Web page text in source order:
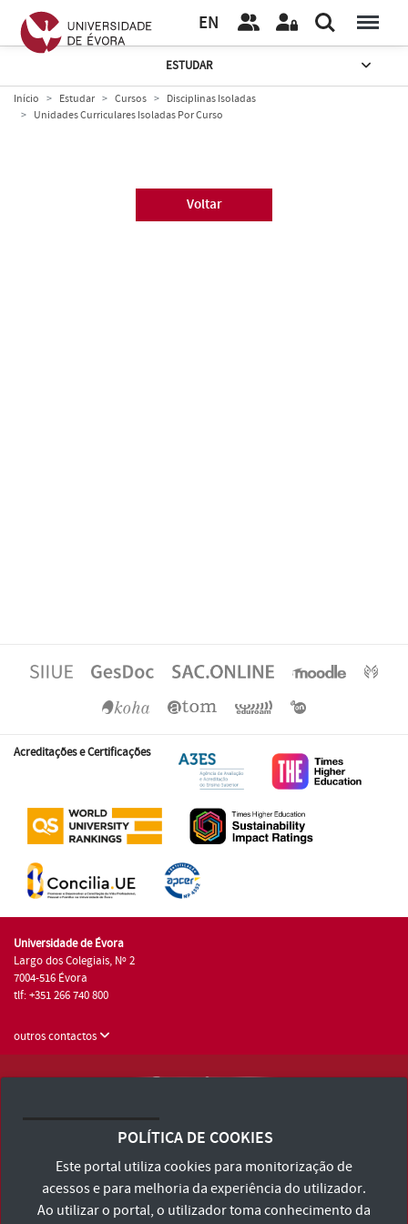
EN
ESTUDAR
Início Estudar Cursos
Disciplinas Isoladas
Unidades Curriculares Isoladas Por Curso
Voltar
Acreditações e Certificações
Universidade de Évora
Largo dos Colegiais, Nº 2
7004-516 Évora
tlf: +351 266 740 800
outros contactos
Consulte os Termos e Condições e Política de Privacidade
Declaração de Acessibilidade
POLÍTICA DE COOKIES
Este portal utiliza cookies para monitorização de
acessos e para melhoria da experiência do utilizador.
Ao utilizar o portal, o utilizador toma conhecimento da